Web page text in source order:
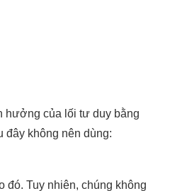
hưởng của lối tư duy bằng
đây không nên dùng:
đó. Tuy nhiên, chúng không